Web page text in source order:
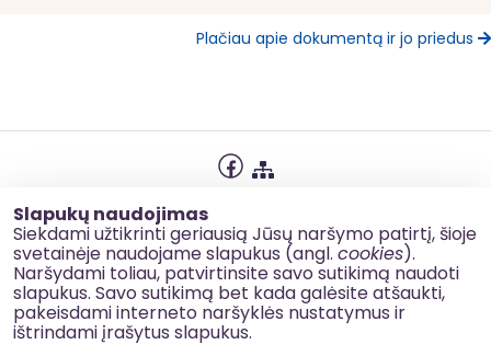
Slapukų naudojimas
Siekdami užtikrinti geriausią Jūsų naršymo patirtį, šioje
svetainėje naudojame slapukus (angl. cookies).
Naršydami toliau, patvirtinsite savo sutikimą naudoti
slapukus. Savo sutikimą bet kada galėsite atšaukti,
pakeisdami interneto naršyklės nustatymus ir
ištrindami įrašytus slapukus.
Plačiau apie dokumentą ir jo priedus
Slapukų naudojimas
Korupcijos prevencija
Kontaktai